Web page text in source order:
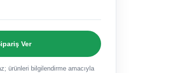
Ver
ürünleri bilgilendirme amacıyla